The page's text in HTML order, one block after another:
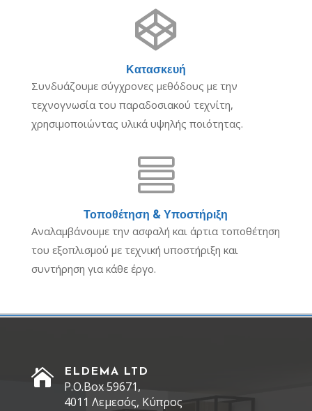

Κατασκευή
Συνδυάζουμε σύγχρονες μεθόδους με την
τεχνογνωσία του παραδοσιακού τεχνίτη,
χρησιμοποιώντας υλικά υψηλής ποιότητας.

Τοποθέτηση & Υποστήριξη
Αναλαμβάνουμε την ασφαλή και άρτια τοποθέτηση
του εξοπλισμού με τεχνική υποστήριξη και
συντήρηση για κάθε έργο.
 ELDEMA LTD
P.O.Box 59671,
4011 Λεμεσός, Κύπρος